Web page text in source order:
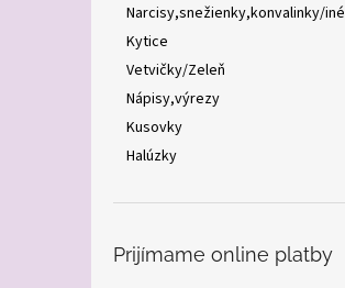
Narcisy,snežienky,konvalinky/iné
Kytice
Vetvičky/Zeleň
Nápisy,výrezy
Kusovky
Halúzky
Prijímame online platby